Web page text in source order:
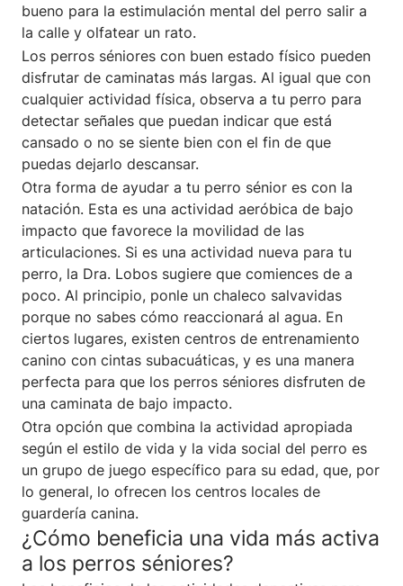
bueno para la estimulación mental del perro salir a
la calle y olfatear un rato.
Los perros séniores con buen estado físico pueden
disfrutar de caminatas más largas. Al igual que con
cualquier actividad física, observa a tu perro para
detectar señales que puedan indicar que está
cansado o no se siente bien con el fin de que
puedas dejarlo descansar.
Otra forma de ayudar a tu perro sénior es con la
natación. Esta es una actividad aeróbica de bajo
impacto que favorece la movilidad de las
articulaciones. Si es una actividad nueva para tu
perro, la Dra. Lobos sugiere que comiences de a
poco. Al principio, ponle un chaleco salvavidas
porque no sabes cómo reaccionará al agua. En
ciertos lugares, existen centros de entrenamiento
canino con cintas subacuáticas, y es una manera
perfecta para que los perros séniores disfruten de
una caminata de bajo impacto.
Otra opción que combina la actividad apropiada
según el estilo de vida y la vida social del perro es
un grupo de juego específico para su edad, que, por
lo general, lo ofrecen los centros locales de
guardería canina.
¿Cómo beneficia una vida más activa
a los perros séniores?